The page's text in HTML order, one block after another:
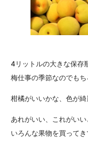
4リットルの大きな保存
梅仕事の季節なのでもち
柑橘がいいかな、色が
あれがいい、これがい
いろんな果物を買って